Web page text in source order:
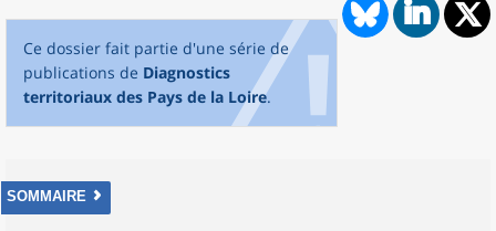
Ce dossier fait partie d'une série de
publications de Diagnostics
territoriaux des Pays de la Loire.
SOMMAIRE